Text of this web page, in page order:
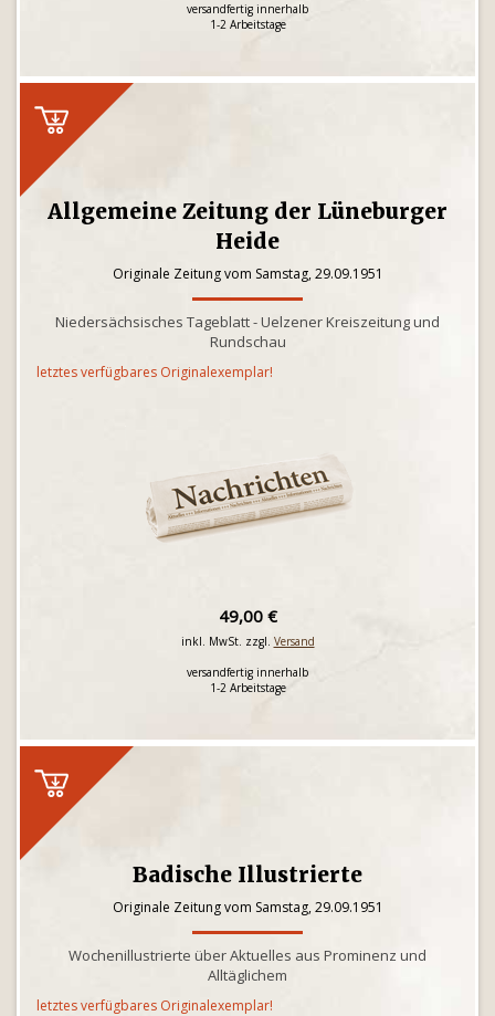
versandfertig innerhalb
1-2 Arbeitstage
Allgemeine Zeitung der Lüneburger
Heide
Originale Zeitung vom Samstag, 29.09.1951
Niedersächsisches Tageblatt - Uelzener Kreiszeitung und
Rundschau
letztes verfügbares Originalexemplar!
49,00 €
inkl. MwSt. zzgl. Versand
versandfertig innerhalb
1-2 Arbeitstage
Badische Illustrierte
Originale Zeitung vom Samstag, 29.09.1951
Wochenillustrierte über Aktuelles aus Prominenz und
Alltäglichem
letztes verfügbares Originalexemplar!